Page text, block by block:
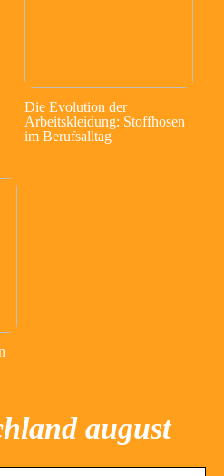
Die Evolution der
Arbeitskleidung: Stoffhosen
im Berufsalltag
august